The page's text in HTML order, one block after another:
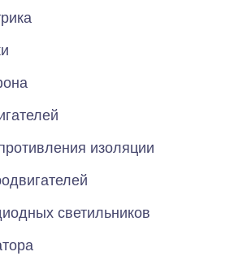
изоляции
светильников